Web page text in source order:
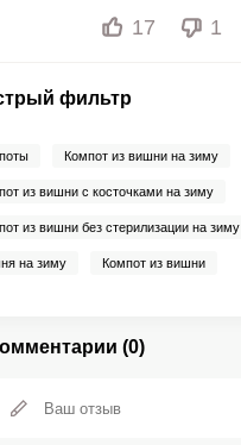
17 1
фильтр
Компот из вишни на зиму
из вишни с косточками на зиму
из вишни без стерилизации на зиму
на зиму Компот из вишни
(0)